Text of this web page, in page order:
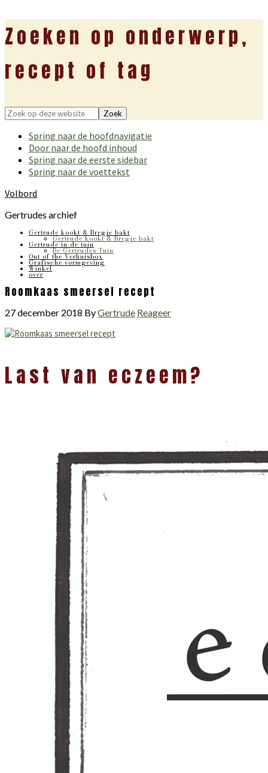
Zoeken op onderwerp,
recept of tag
Zoek
deze
website
Spring naar de hoofdnavigatie
Door naar de hoofd inhoud
Spring naar de eerste sidebar
Spring naar de voettekst
Volbord
Gertrudes archief
Gertrude kookt & Bregje bakt
Gertrude kookt & Bregje bakt
Gertrude in de tuin
De Gertrudes Tuin
Out of the Verhuisbox
Grafische vormgeving
Winkel
over
Roomkaas smeersel recept
27 december 2018 ByGertrude Reageer
Interacties
Last van eczeem?